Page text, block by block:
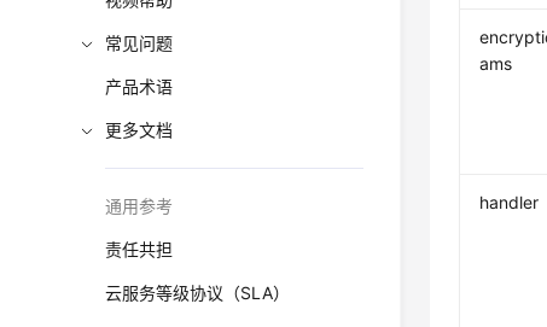
常见问题
产品术语
更多文档
通用参考
责任共担
云服务等级协议（SLA）
ams
handler